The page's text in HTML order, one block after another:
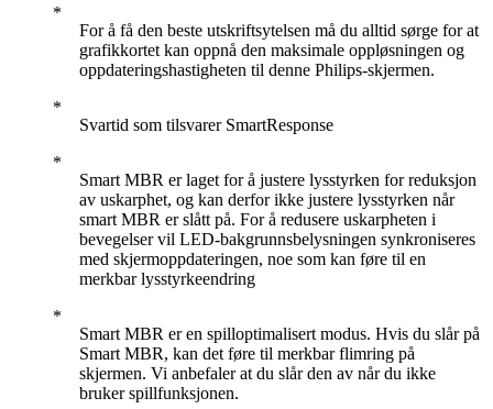
For å få den beste utskriftsytelsen må du alltid sørge for at
grafikkortet kan oppnå den maksimale oppløsningen og
oppdateringshastigheten til denne Philips-skjermen.
Svartid som tilsvarer SmartResponse
Smart MBR er laget for å justere lysstyrken for reduksjon
av uskarphet, og kan derfor ikke justere lysstyrken når
smart MBR er slått på. For å redusere uskarpheten i
bevegelser vil LED-bakgrunnsbelysningen synkroniseres
med skjermoppdateringen, noe som kan føre til en
merkbar lysstyrkeendring
Smart MBR er en spilloptimalisert modus. Hvis du slår på
Smart MBR, kan det føre til merkbar flimring på
skjermen. Vi anbefaler at du slår den av når du ikke
bruker spillfunksjonen.